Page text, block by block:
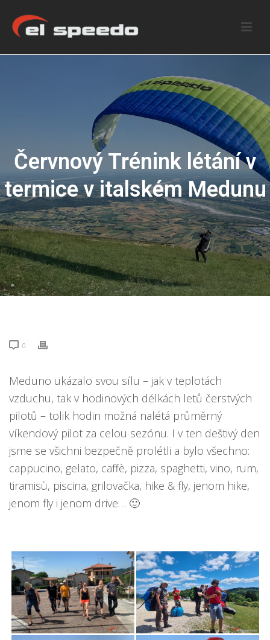
Červnový Trénink létání v
termice v italském Medunu
0
Meduno ukázalo svou sílu – jak v teplotách
vzduchu, tak v hodinových délkách letů čerstvých
pilotů – tolik hodin možná nalétá průměrný
víkendový pilot za celou sezónu. I v ten deštivý den
jsme se všichni bezpečně prolétli a bylo všechno:
cappucino, gelato, caffè, pizza, spaghetti, vino, rum,
tiramisù, piscina, grilovačka, hike & fly, jenom hike,
jenom fly i jenom drive… 🙂